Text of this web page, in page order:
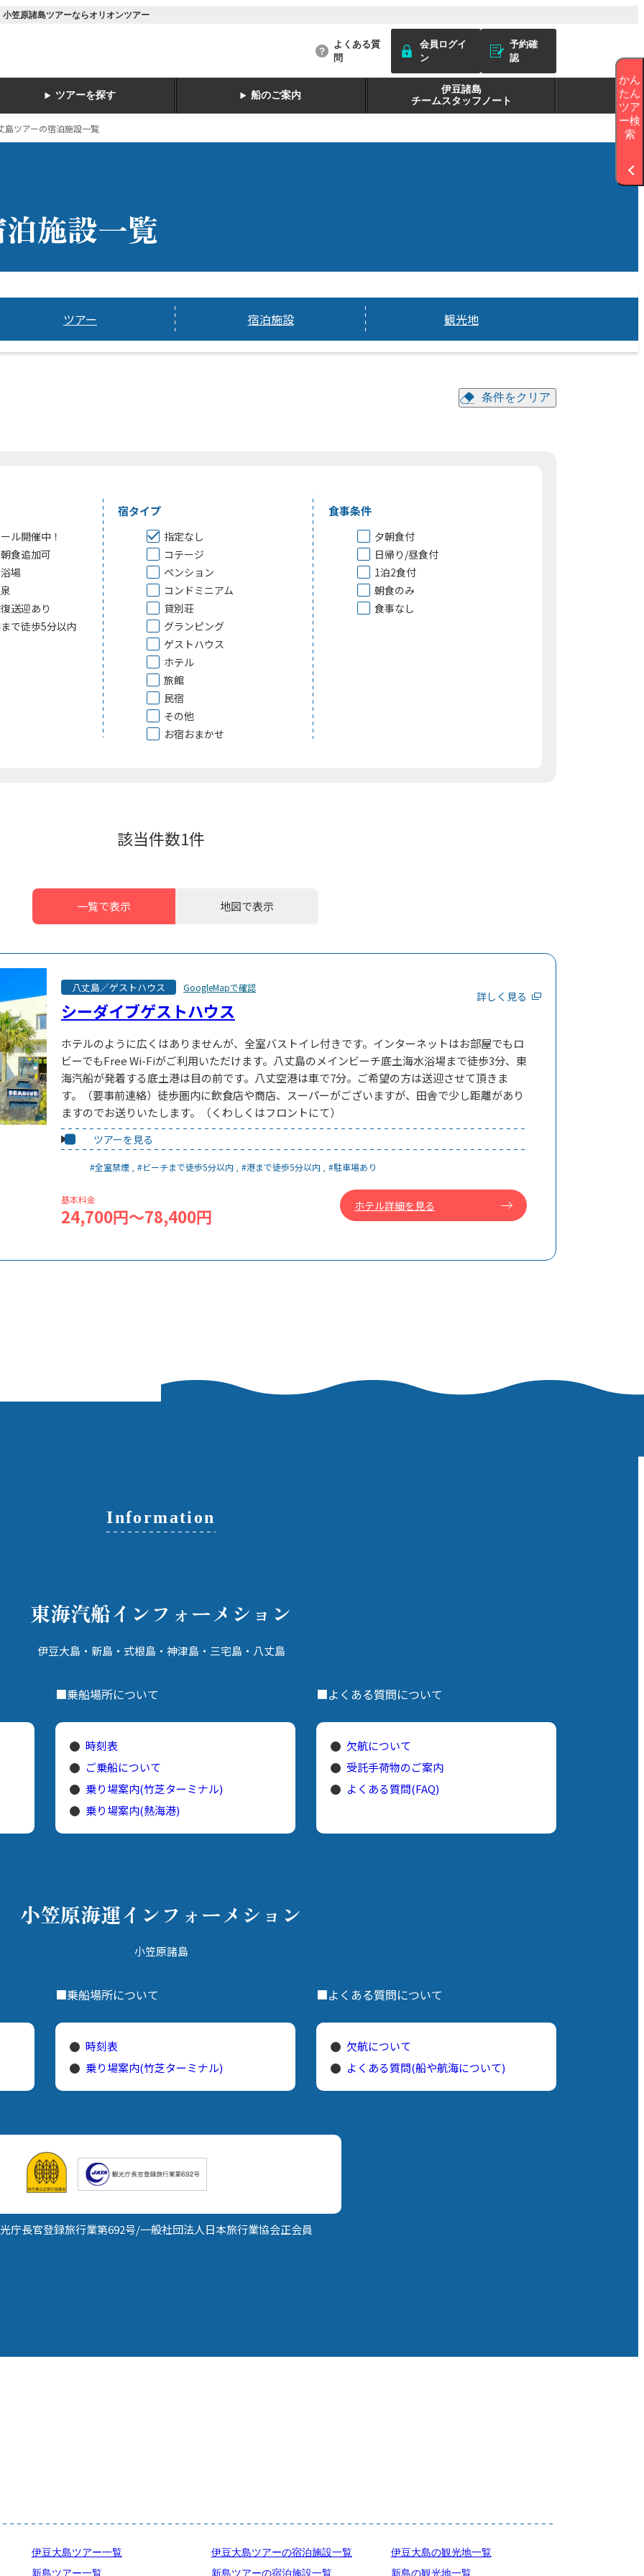
笠原諸島ツアーならオリオンツアー
よくある質
問
会員ログイ
ン
予約確
認
ツアーを探す 船のご案内
伊豆諸島
チームスタッフノート
島ツアーの宿泊施設一覧
施設一覧
ツアー 宿泊施設 観光地
条件をクリア
ル開催中！
食追加可
場
送迎あり
で徒歩5分以内
宿タイプ
指定なし
コテージ
ペンション
コンドミニアム
貸別荘
グランピング
ゲストハウス
ホテル
旅館
民宿
その他
お宿おまかせ
食事条件
夕朝食付
日帰り/昼食付
1泊2食付
朝食のみ
食事なし
該当件数1件
一覧で表示 地図で表示
八丈島／ゲストハウス GoogleMapで確認
シーダイブゲストハウス
詳しく見る
ホテルのように広くはありませんが、全室バストイレ付きです。インターネットはお部屋でもロ
ビーでもFree Wi-Fiがご利用いただけます。八丈島のメインビーチ底土海水浴場まで徒歩3分、東
海汽船が発着する底土港は目の前です。八丈空港は車で7分。ご希望の方は送迎させて頂きま
す。（要事前連絡）徒歩圏内に飲食店や商店、スーパーがございますが、田舎で少し距離があり
ますのでお送りいたします。（くわしくはフロントにて）
ツアーを見る
#全室禁煙 #ビーチまで徒歩5分以内 #港まで徒歩5分以内 #駐車場あり
基本料金
24,700円～78,400円 ホテル詳細を見る
Information
東海汽船インフォーメション
伊豆大島・新島・式根島・神津島・ 三宅島・八丈島
■乗船場所について
時刻表
ご乗船について
乗り場案内(竹芝ターミナル)
乗り場案内(熱海港)
■よくある質問について
欠航について
受託手荷物のご案内
よくある質問(FAQ)
小笠原海運インフォーメション
小笠原諸島
■乗船場所について
時刻表
乗り場案内(竹芝ターミナル)
■よくある質問について
欠航について
よくある質問(船や航海について)
庁長官登録旅行業第692号/一般社団法人日本旅行業協会正会員
伊豆大島ツアー一覧 伊豆大島ツアーの宿泊施設一覧
伊豆大島の観光地一覧
新島ツアー一覧 新島ツアーの宿泊施設一覧 新島の観光地一覧
かん
たん
ツア
ー検
索